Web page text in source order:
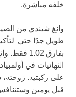
خلفه مباشرة.
وانغ شيندي من الصين
طويل جدًا حتى
بفارق
النهائيات في
على ركبتيه.
قبل يومين